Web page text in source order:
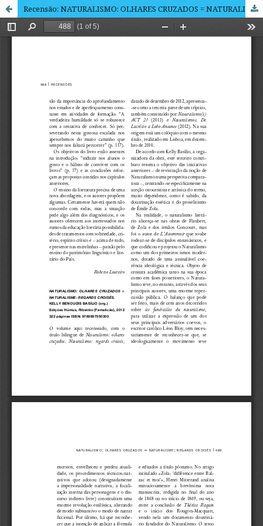
Recensão: NATURALISMO: OLHARES CRUZADOS = NATURALISME: REGARDS CROISÉS ” KELLY BENOUDIS BASÃLIO (org.)